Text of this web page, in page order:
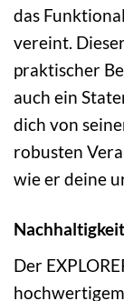
das
vereint.
praktischer
auch ein
dich von
robusten
wie er deine
Der